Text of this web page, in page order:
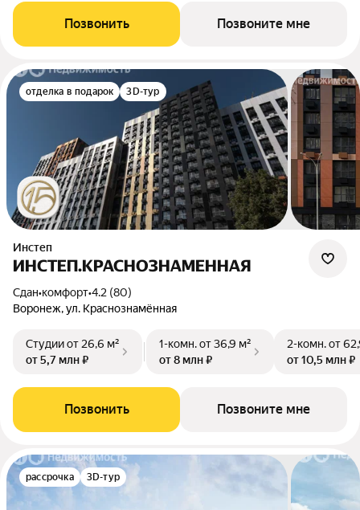
Позвонить Позвоните мне
отделка в подарок 3D-тур
Инстеп
ИНСТЕП.КРАСНОЗНАМЕННАЯ
Сдан•комфорт•4.2 (80)
Воронеж, ул. Краснознамённая
Студииот 26,6 м²
от 5,7 млн ₽
1-комн.от 36,9 м²
от 8 млн ₽
2-комн.от
от 10,5 млн ₽
Позвонить Позвоните мне
рассрочка 3D-тур